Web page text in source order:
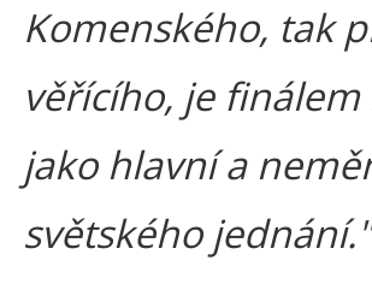
Komenského, tak
věřícího, je
jako hlavní a
světského jednání."